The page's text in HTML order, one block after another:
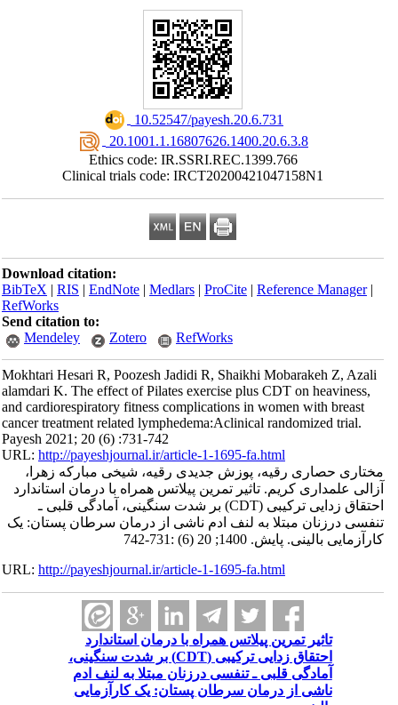
‎ 10.52547/payesh.20.6.731
‎ 20.1001.1.16807626.1400.20.6.3.8
Ethics code: IR.SSRI.REC.1399.766
Clinical trials code: IRCT20200421047158N1
Download citation:
BibTeX|RIS|EndNote|Medlars|ProCite|Reference Manager
RefWorks
Send citation to:
Mendeley
Zotero RefWorks
Mokhtari Hesari R, Poozesh Jadidi R, Shaikhi Mobarakeh Z, Azali
alamdari K. The effect of Pilates exercise plus CDT on heaviness,
and cardiorespiratory fitness complications in women with breast
cancer treatment related lymphedema:Aclinical randomized trial.
Payesh 2021; 20 (6) :731-742
URL:http://payeshjournal.ir/article-1-1695-fa.html
مختاری حصاری رقیه، پوزش جدیدی رقیه، شیخی مبارکه زهرا،
آزالی علمداری کریم. تاثیر تمرین پیلاتس همراه با درمان استاندارد
احتقاق زدایی ترکیبی (CDT) بر شدت سنگینی، آمادگی قلبی ـ
تنفسی درزنان مبتلا به لنف ادم ناشی از درمان سرطان پستان: یک
کارآزمایی بالینی. پایش. 1400; 20 (6) :731-742
URL:http://payeshjournal.ir/article-1-1695-fa.html
تاثیر تمرین پیلاتس همراه با درمان استاندارد
احتقاق زدایی ترکیبی (CDT) بر شدت سنگینی،
آمادگی قلبی ـ تنفسی درزنان مبتلا به لنف ادم
ناشی از درمان سرطان پستان: یک کارآزمایی